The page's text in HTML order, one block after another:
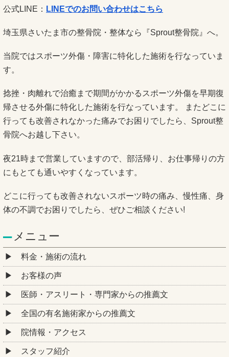
公式LINE： LINEでのお問い合わせはこちら
埼玉県さいたま市の整骨院・整体なら『Sprout整骨院』へ。
当院ではスポーツ外傷・障害に特化した施術を行なっていま
す。
捻挫・肉離れで治癒まで期間がかかるスポーツ外傷を早期復
帰させる外傷に特化した施術を行なっています。 またどこに
行っても改善されなかった痛みでお困りでしたら、Sprout整
骨院へお越し下さい。
夜21時まで営業していますので、部活帰り、お仕事帰りの方
にもとても通いやすくなっています。
どこに行っても改善されないスポーツ時の痛み、慢性痛、身
体の不調でお困りでしたら、ぜひご相談ください!
メニュー
料金・施術の流れ
お客様の声
医師・アスリート・専門家からの推薦文
全国の有名施術家からの推薦文
院情報・アクセス
スタッフ紹介